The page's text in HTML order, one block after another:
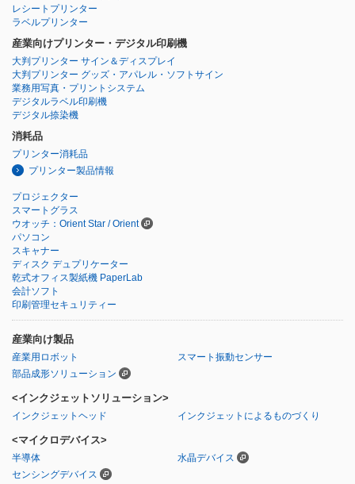
レシートプリンター
ラベルプリンター
産業向けプリンター・デジタル印刷機
大判プリンター サイン＆ディスプレイ
大判プリンター グッズ・アパレル・ソフトサイン
業務用写真・プリントシステム
デジタルラベル印刷機
デジタル捺染機
消耗品
プリンター消耗品
プリンター製品情報
プロジェクター
スマートグラス
ウオッチ：Orient Star / Orient
パソコン
スキャナー
ディスク デュプリケーター
乾式オフィス製紙機 PaperLab
会計ソフト
印刷管理セキュリティー
産業向け製品
産業用ロボット
スマート振動センサー
部品成形ソリューション
<インクジェットソリューション>
インクジェットヘッド インクジェットによるものづくり
<マイクロデバイス>
半導体
水晶デバイス
センシングデバイス